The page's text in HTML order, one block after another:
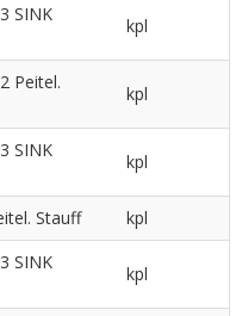
SINK
kpl
Peitel.
kpl
SINK
kpl
Stauff kpl
SINK
kpl